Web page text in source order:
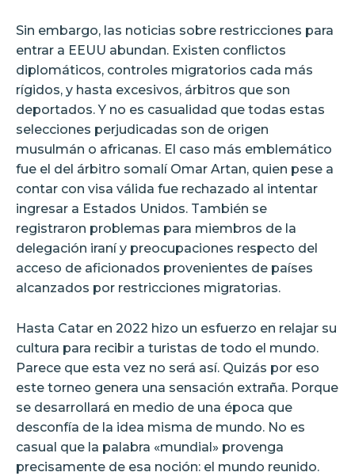
Sin embargo, las noticias sobre restricciones para
entrar a EEUU abundan. Existen conflictos
diplomáticos, controles migratorios cada más
rígidos, y hasta excesivos, árbitros que son
deportados. Y no es casualidad que todas estas
selecciones perjudicadas son de origen
musulmán o africanas. El caso más emblemático
fue el del árbitro somalí Omar Artan, quien pese a
contar con visa válida fue rechazado al intentar
ingresar a Estados Unidos. También se
registraron problemas para miembros de la
delegación iraní y preocupaciones respecto del
acceso de aficionados provenientes de países
alcanzados por restricciones migratorias.
Hasta Catar en 2022 hizo un esfuerzo en relajar su
cultura para recibir a turistas de todo el mundo.
Parece que esta vez no será así. Quizás por eso
este torneo genera una sensación extraña. Porque
se desarrollará en medio de una época que
desconfía de la idea misma de mundo. No es
casual que la palabra «mundial» provenga
precisamente de esa noción: el mundo reunido.